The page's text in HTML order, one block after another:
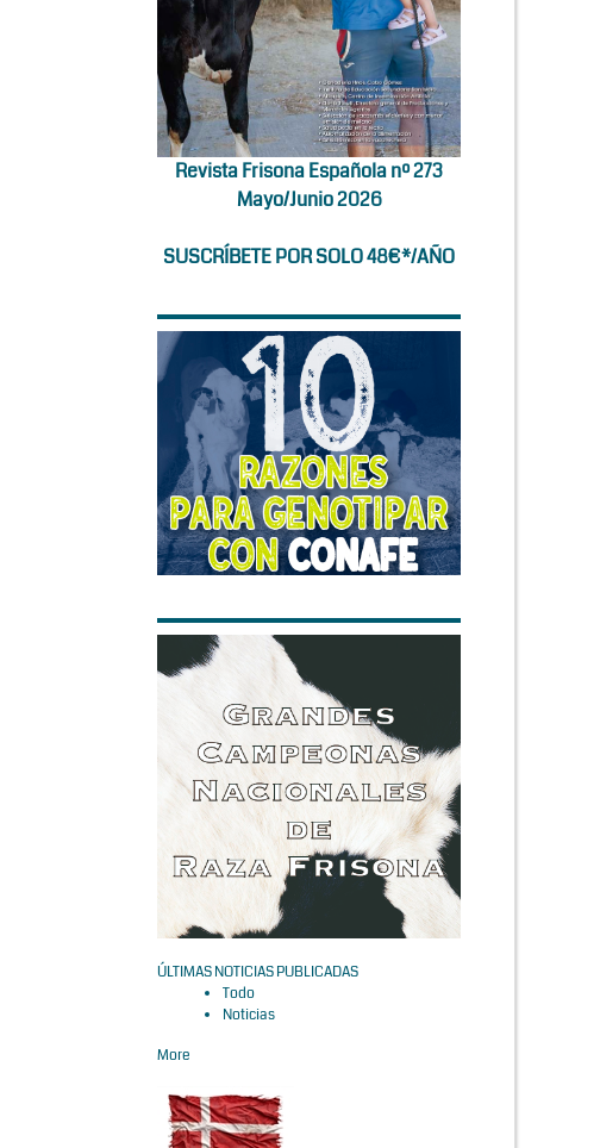
Revista Frisona Española nº 273
Mayo/Junio 2026
SUSCRÍBETE POR SOLO 48€*/AÑO
ÚLTIMAS NOTICIAS PUBLICADAS
Todo
Noticias
More